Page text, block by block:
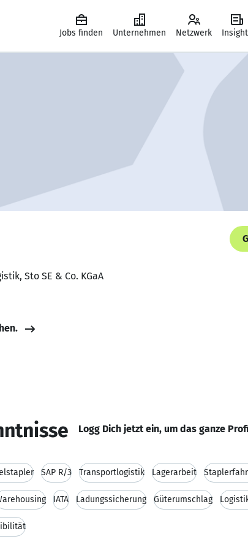
Jobs finden Unternehmen Netzwerk
Sto SE & Co. KGaA
Logg Dich jetzt ein, um das ganze
SAP R/3 Transportlogistik Lagerarbeit
IATA Ladungssicherung Güterumschlag